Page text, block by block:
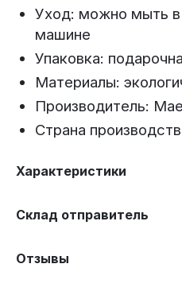
Уход: можно мыть
машине
Упаковка:
Материалы:
Производитель:
Страна
Характеристики
Склад отправитель
Отзывы